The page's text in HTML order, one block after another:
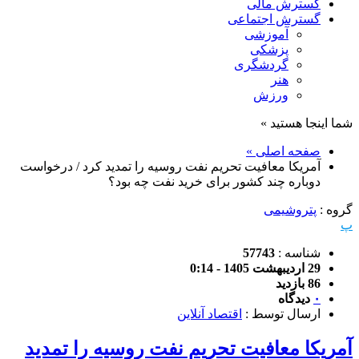
گسترش مالی
گسترش اجتماعی
آموزشی
پزشکی
گردشگری
هنر
ورزش
شما اینجا هستید »
صفحه اصلی »
آمریکا معافیت تحریم نفت روسیه را تمدید کرد / درخواست
دوباره چند کشور برای خرید نفت چه بود؟
گروه : پتروشیمی
پ
شناسه : 57743
29 اردیبهشت 1405 - 0:14
86 بازدید
۰ دیدگاه
ارسال توسط : اقتصاد آنلاین
آمریکا معافیت تحریم نفت روسیه را تمدید